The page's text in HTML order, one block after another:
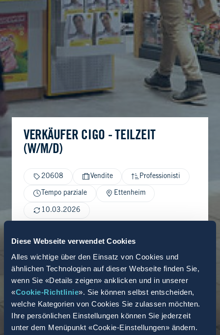
Diese Webseite verwendet Cookies
Alles wichtige über den Einsatz von Cookies und
ähnlichen Technologien auf dieser Webseite finden Sie,
wenn Sie «Details zeigen» anklicken und in unserer
«Cookie-Richtlinie». Sie können selbst entscheiden,
welche Kategorien von Cookies Sie zulassen möchten.
Ihre persönlichen Einstellungen können Sie jederzeit
unter dem Menüpunkt «Cookie-Einstellungen» ändern.
VERKÄUFER CIGO - TEILZEIT
(W/M/D)
20608 Vendite Professionisti
Tempo parziale Ettenheim
10.03.2026